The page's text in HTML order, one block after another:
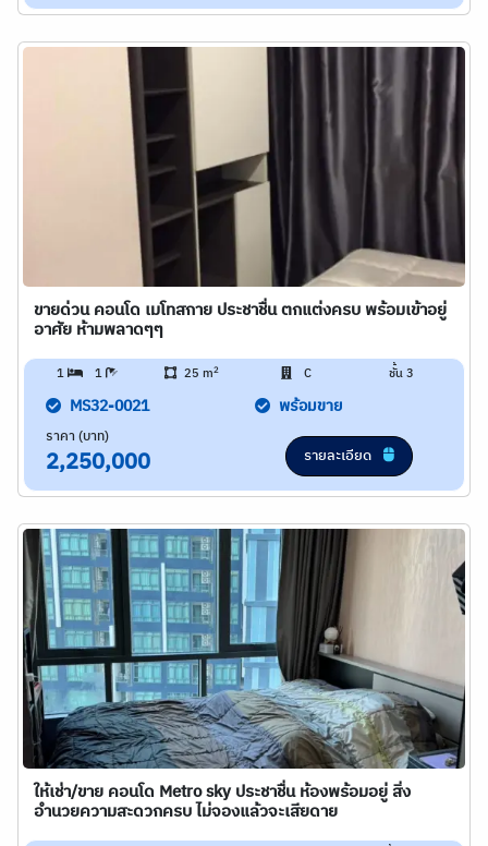
ขายด่วน คอนโด เมโทสกาย ประชาชื่น ตกแต่งครบ พร้อมเข้าอยู่
อาศัย ห้ามพลาดๆๆ
1 1 25 m2 C ชั้น 3
MS32-0021 พร้อมขาย
ราคา (บาท)
2,250,000 รายละเอียด
ให้เช่า/ขาย คอนโด Metro sky ประชาชื่น ห้องพร้อมอยู่ สิ่ง
อำนวยความสะดวกครบ ไม่จองแล้วจะเสียดาย